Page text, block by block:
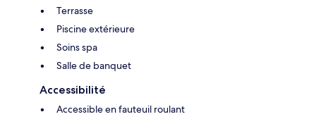
Terrasse
Piscine extérieure
Soins spa
Salle de banquet
Accessibilité
Accessible en fauteuil roulant